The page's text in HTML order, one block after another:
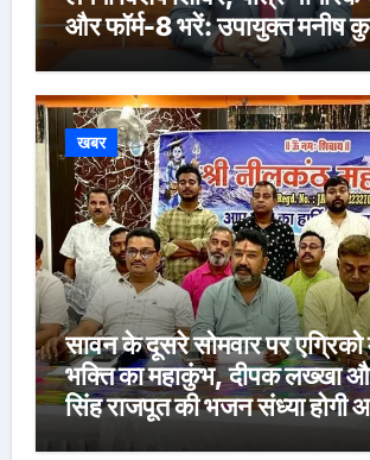
और फॉर्म-8 भरें: उपायुक्त मनीष
खबर
सावन के दूसरे सोमवार पर
भक्ति का महाकुंभ, दीपक लख्खा
सिंह राजपूत की भजन संध्या होगी